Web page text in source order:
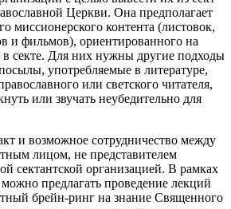
Церкви. Она предполагает
миссионерского контента (листовок,
и фильмов), ориентированного на
секте. Для них нужны другие подходы
употребляемые в литературе,
или светского читателя,
или звучать неубедительно для
и возможное сотрудничество между
лицом, не представителем
сектантской организацией. В рамках
можно предлагать проведение лекций
брейн-ринг на знание Священного